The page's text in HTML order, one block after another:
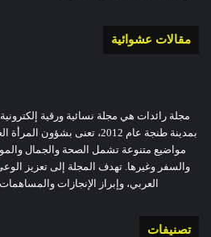
مقالات عشوائية
مجلة رائدات هي مجلة نسائية ورقية
بمدينة طنجة عام 2012، تعنى
مواضيع متنوعة تشمل الصحة والجمال
والسفر وغيرها. تهدف المجلة إلى تعزيز
العربي، وإبراز الإنجازات
تصنيفات